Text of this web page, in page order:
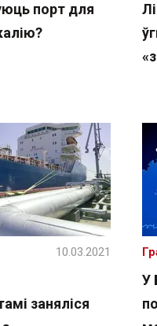
порт для
заняліся
10.03.2021
У